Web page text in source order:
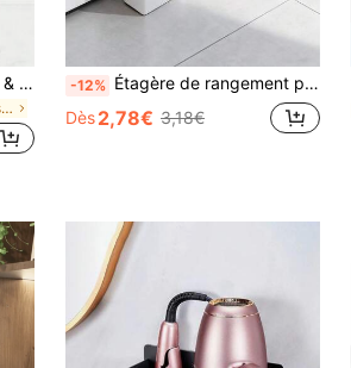
Support mural avec étagère & crochets, porte-clés en bois floral bohème, organisateur de rangement rustique et gain de place, étagère suspendue pour clés, manteaux et petits articles, ornement de décoration de maison chic style ferme pour couloir, porche, cuisine, bureau, rangement quotidien à l'entrée
de produits à bas prix à 3 $ Supports et étagères
-12% Étagère de rangement pour armoire de salle de bain/cuisine avec balance intelligente - sans perçage requis, comprend des accessoires adhésifs/d'installation, design moderne blanc, capteur de poids, plastique durable, gain de place, étagère supérieure et rangement inférieur, convient pour ranger le papier toilette, les serviettes, les médicaments - parfait pour les petites salles de bain
Dès2,78€ 3,18€